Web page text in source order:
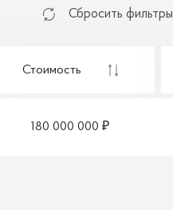
Сбросить фильтры
Стоимость
180 000 000